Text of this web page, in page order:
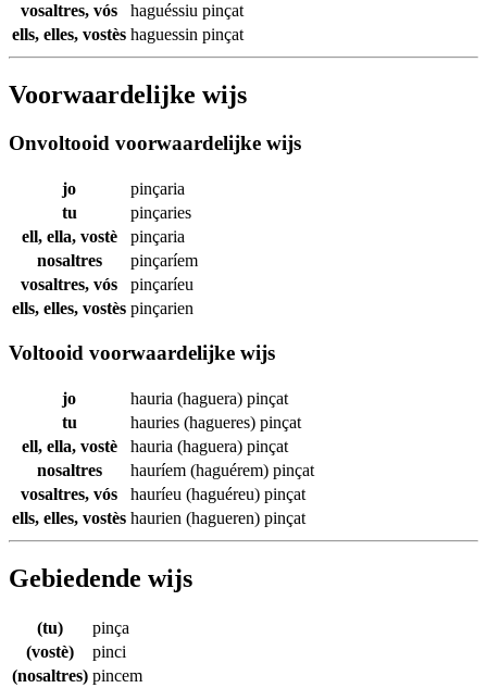
vosaltres, vós
haguéssiu pinçat
ells, elles, vostès haguessin pinçat
Voorwaardelijke wijs
Onvoltooid voorwaardelijke wijs
jo
pinçaria
tu
pinçaries
ell, ella, vostè
pinçaria
nosaltres
pinçaríem
vosaltres, vós
pinçaríeu
ells, elles, vostès pinçarien
Voltooid voorwaardelijke wijs
jo hauria (haguera) pinçat
tu
hauries (hagueres) pinçat
ell, ella, vostè
hauria (haguera) pinçat
nosaltres
hauríem (haguérem) pinçat
vosaltres, vós
hauríeu (haguéreu) pinçat
ells, elles, vostès haurien (hagueren) pinçat
Gebiedende wijs
(tu)
pinça
(vostè)
pinci
(nosaltres) pincem